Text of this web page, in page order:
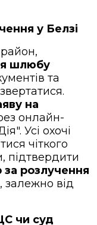
у Белзі
шлюбу
та
на
онлайн-
Усі охочі
чіткого
підтвердити
за розлучення
залежно від
чи суд